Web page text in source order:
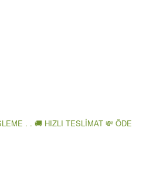
. . 🚚 HIZLI TESLİMAT 💸 ÖDE